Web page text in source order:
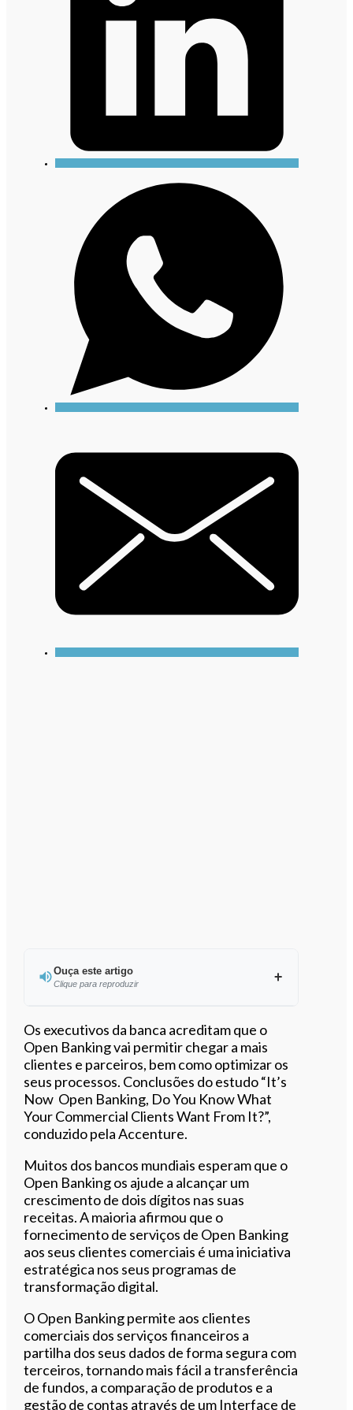
Ouça este artigo
Clique para reproduzir
Ouvir este artigo
Os executivos da banca acreditam que o
Open Banking vai permitir chegar a mais
clientes e parceiros, bem como optimizar os
seus processos. Conclusões do estudo “It’s
Now Open Banking, Do You Know What
Your Commercial Clients Want From It?”,
conduzido pela Accenture.
Muitos dos bancos mundiais esperam que o
Open Banking os ajude a alcançar um
crescimento de dois dígitos nas suas
receitas. A maioria afirmou que o
fornecimento de serviços de Open Banking
aos seus clientes comerciais é uma iniciativa
estratégica nos seus programas de
transformação digital.
O Open Banking permite aos clientes
comerciais dos serviços financeiros a
partilha dos seus dados de forma segura com
terceiros, tornando mais fácil a transferência
de fundos, a comparação de produtos e a
gestão de contas através de um Interface de